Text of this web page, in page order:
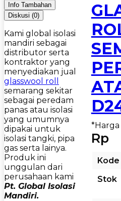
Rp
Kode
Stok
Info Tambahan
Diskusi (0)
Kami global isolasi
mandiri sebagai
distributor serta
kontraktor yang
menyediakan jual
glasswool roll
semarang sekitar
sebagai peredam
panas atau isolasi
yang umumnya
dipakai untuk
isolasi tangki, pipa
gas serta lainya.
Produk ini
unggulan dari
perusahaan kami
Pt. Global Isolasi
Mandiri.